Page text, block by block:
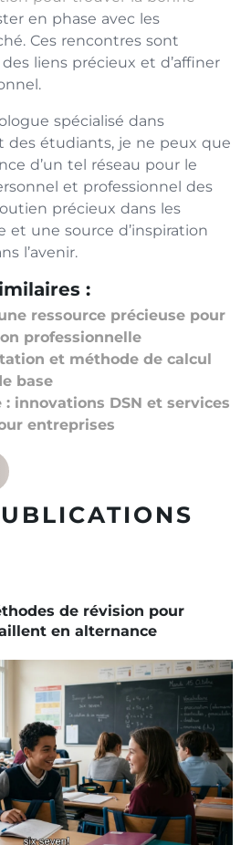
en phase avec les
Ces rencontres sont
des liens précieux et d’affiner
spécialisé dans
des étudiants, je ne peux que
d’un tel réseau pour le
et professionnel des
précieux dans les
une source d’inspiration
l’avenir.
:
ressource précieuse pour
professionnelle
et méthode de calcul
base
innovations DSN et services
entreprises
de révision pour
en alternance